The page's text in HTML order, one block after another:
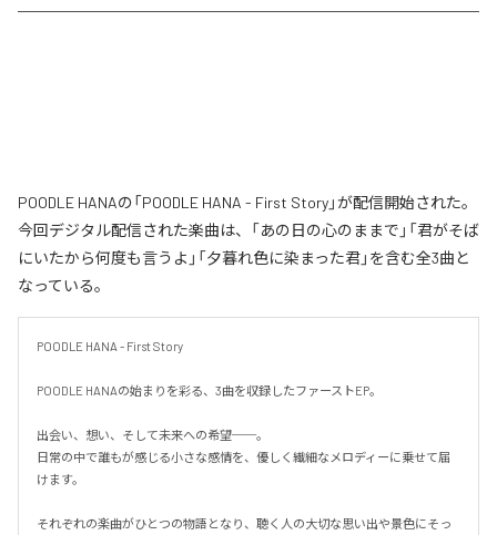
POODLE HANAの「POODLE HANA - First Story」が配信開始された。
今回デジタル配信された楽曲は、「あの日の心のままで」「君がそば
にいたから何度も言うよ」「夕暮れ色に染まった君」を含む全3曲と
なっている。
POODLE HANA - First Story
POODLE HANAの始まりを彩る、3曲を収録したファーストEP。
出会い、想い、そして未来への希望──。
日常の中で誰もが感じる小さな感情を、優しく繊細なメロディーに乗せて届
けます。
それぞれの楽曲がひとつの物語となり、聴く人の大切な思い出や景色にそっ